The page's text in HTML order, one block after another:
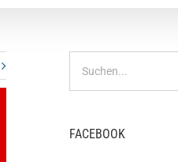
nach:
FACEBOOK